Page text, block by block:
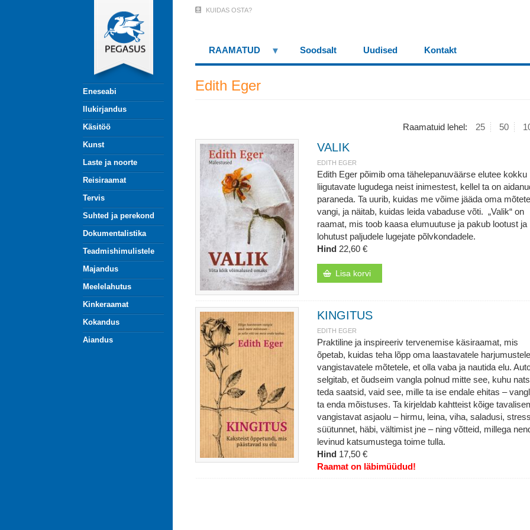
Eneseabi
Ilukirjandus
Käsitöö
Kunst
Laste ja noorte
Reisiraamat
Tervis
Suhted ja perekond
Dokumentalistika
Teadmishimulistele
Majandus
Meelelahutus
Kinkeraamat
Kokandus
Aiandus
Menu
(logged
KUIDAS OSTA?
RAAMATUD Soodsalt Uudised Kontakt
Edith Eger
Raamatuid lehel: 25 50
VALIK
EDITH EGER
Edith Eger põimib oma tähelepanuväärse elutee kokku
liigutavate lugudega neist inimestest, kellel ta on
paraneda. Ta uurib, kuidas me võime jääda oma mõtete
vangi, ja näitab, kuidas leida vabaduse võti. „Valik“ on
raamat, mis toob kaasa elumuutuse ja pakub lootust ja
lohutust paljudele lugejate põlvkondadele.
Hind 22,60 €
Lisa korvi
KINGITUS
EDITH EGER
Praktiline ja inspireeriv tervenemise käsiraamat, mis
õpetab, kuidas teha lõpp oma laastavatele
vangistavatele mõtetele, et olla vaba ja nautida elu.
selgitab, et õudseim vangla polnud mitte see, kuhu
teda saatsid, vaid see, mille ta ise endale ehitas –
ta enda mõistuses. Ta kirjeldab kahtteist kõige
vangistavat asjaolu – hirmu, leina, viha, saladusi,
süütunnet, häbi, vältimist jne – ning võtteid, millega
levinud katsumustega toime tulla.
Hind 17,50 €
Raamat on läbimüüdud!